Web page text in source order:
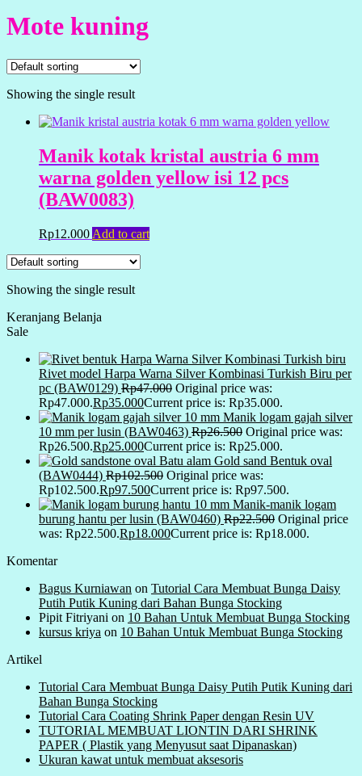
Mote kuning
Showing the single result
Manik kotak kristal austria 6 mm
warna golden yellow isi 12 pcs
(BAW0083)
Rp12.000 Add to cart
Showing the single result
Keranjang Belanja
Sale
Rivet model Harpa Warna Silver Kombinasi Turkish Biru per
pc (BAW0129) Rp47.000 Original price was:
Rp47.000.Rp35.000Current price is: Rp35.000.
Manik logam gajah silver
10 mm per lusin (BAW0463) Rp26.500 Original price was:
Rp26.500.Rp25.000Current price is: Rp25.000.
Batu alam Gold sand Bentuk oval
(BAW0444) Rp102.500 Original price was:
Rp102.500.Rp97.500Current price is: Rp97.500.
Manik-manik logam
burung hantu per lusin (BAW0460) Rp22.500 Original price
was: Rp22.500.Rp18.000Current price is: Rp18.000.
Komentar
Bagus Kurniawan on Tutorial Cara Membuat Bunga Daisy
Putih Putik Kuning dari Bahan Bunga Stocking
Pipit Fitriyani on 10 Bahan Untuk Membuat Bunga Stocking
kursus kriya on 10 Bahan Untuk Membuat Bunga Stocking
Artikel
Tutorial Cara Membuat Bunga Daisy Putih Putik Kuning dari
Bahan Bunga Stocking
Tutorial Cara Coating Shrink Paper dengan Resin UV
TUTORIAL MEMBUAT LIONTIN DARI SHRINK
PAPER ( Plastik yang Menyusut saat Dipanaskan)
Ukuran kawat untuk membuat aksesoris